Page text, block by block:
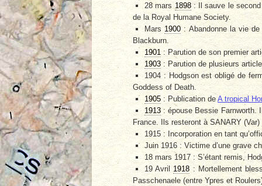
28 mars 1898: Il sauve le second
de la Royal Humane Society.
Mars 1900: Abandonne la vie de
Blackburn.
1901 : Parution de son premier
1903: Parution de plusieurs
1904 : Hodgson est obligé de
Goddess of Death.
1905 : Publication deA tropical
1913: épouse Bessie Farnworth.
France. Ils resteront à SANARY
1915 : Incorporation en tant
Juin 1916 : Victime d’une grave
18 mars 1917 : S’étant remis,
19 Avril 1918: Mortellement
Passchenaele (entre Ypres et